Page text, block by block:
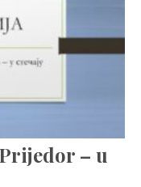
Prijedor – u